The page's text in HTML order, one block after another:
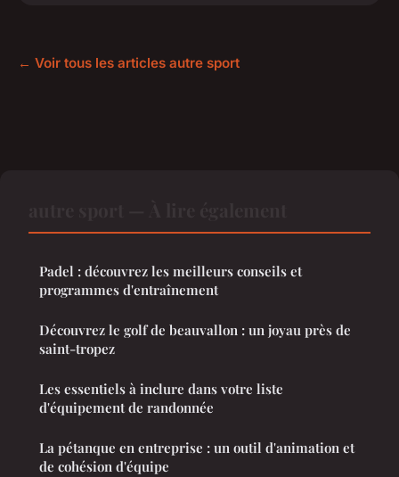
← Voir tous les articles autre sport
Padel : découvrez les meilleurs conseils et
programmes d'entraînement
Découvrez le golf de beauvallon : un joyau près de
saint-tropez
Les essentiels à inclure dans votre liste
d'équipement de randonnée
La pétanque en entreprise : un outil d'animation et
de cohésion d'équipe